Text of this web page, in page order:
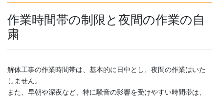
作業時間帯の制限と夜間の作業の自
粛
解体工事の作業時間帯は、基本的に日中とし、夜間の作業はいた
しません。
また、早朝や深夜など、特に騒音の影響を受けやすい時間帯は、